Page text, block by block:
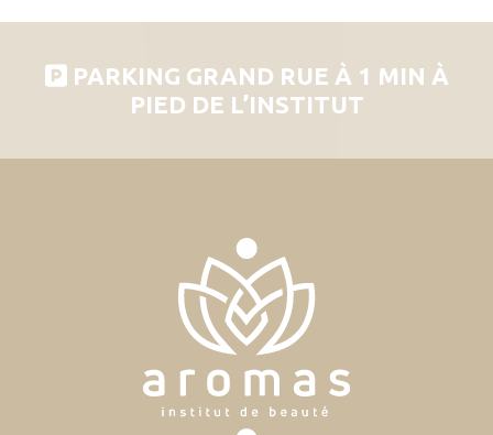
PARKING GRAND RUE À 1 MIN À
PIED DE L’INSTITUT